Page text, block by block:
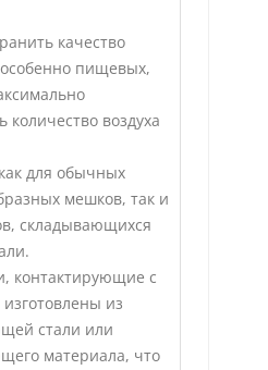
качество
пищевых,
количество воздуха
для обычных
мешков, так и
складывающихся
контактирующие с
из
стали или
материала, что